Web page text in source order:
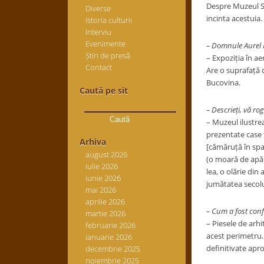
Diverse
Istoria culturii
Interviu
Evenimente
Știri de presă
Contact
Caută pe sit
după:
Arhiva
august 2026
iulie 2026
iunie 2026
mai 2026
aprilie 2026
martie 2026
februarie 2026
ianuarie 2026
decembrie 2025
noiembrie 2025
Despre Muzeul
incinta acestuia.
– Domnule
– Expoziția în
Are o suprafață
Bucovina.
– Descrieți, vă
– Muzeul
prezentate
[cămăruță în
(o moară de
lea, o olărie din
jumătatea
– Cum a fost
– Piesele de
acest
definitivate